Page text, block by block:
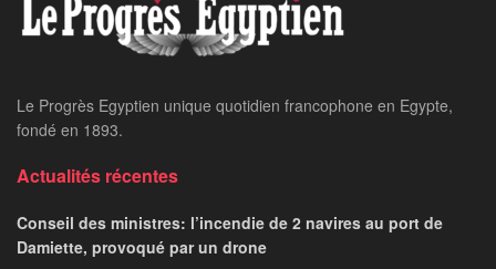
Le Progrès Egyptien unique quotidien francophone en Egypte,
fondé en 1893.
Actualités récentes
Conseil des ministres: l’incendie de 2 navires au port de
Damiette, provoqué par un drone